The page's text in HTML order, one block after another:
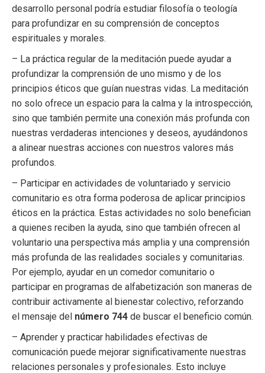
desarrollo personal podría estudiar filosofía o teología
para profundizar en su comprensión de conceptos
espirituales y morales.
– La práctica regular de la meditación puede ayudar a
profundizar la comprensión de uno mismo y de los
principios éticos que guían nuestras vidas. La meditación
no solo ofrece un espacio para la calma y la introspección,
sino que también permite una conexión más profunda con
nuestras verdaderas intenciones y deseos, ayudándonos
a alinear nuestras acciones con nuestros valores más
profundos.
– Participar en actividades de voluntariado y servicio
comunitario es otra forma poderosa de aplicar principios
éticos en la práctica. Estas actividades no solo benefician
a quienes reciben la ayuda, sino que también ofrecen al
voluntario una perspectiva más amplia y una comprensión
más profunda de las realidades sociales y comunitarias.
Por ejemplo, ayudar en un comedor comunitario o
participar en programas de alfabetización son maneras de
contribuir activamente al bienestar colectivo, reforzando
el mensaje del número 744 de buscar el beneficio común.
– Aprender y practicar habilidades efectivas de
comunicación puede mejorar significativamente nuestras
relaciones personales y profesionales. Esto incluye